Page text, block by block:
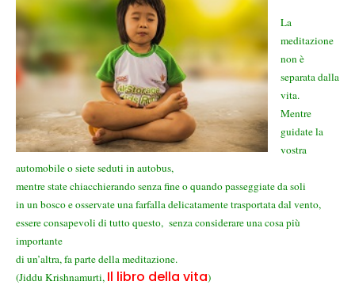
La
meditazione
non è
separata dalla
vita.
Mentre
guidate la
vostra
automobile o siete seduti in autobus,
mentre state chiacchierando senza fine o quando passeggiate da soli
in un bosco e osservate una farfalla delicatamente trasportata dal vento,
essere consapevoli di tutto questo, senza considerare una cosa più
importante
di un’altra, fa parte della meditazione.
(Jiddu Krishnamurti, Il libro della vita)